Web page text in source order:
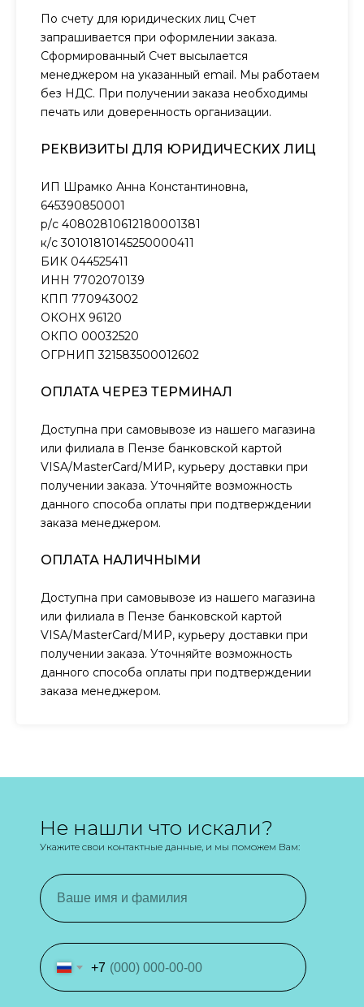
По счету для юридических лиц Счет
запрашивается при оформлении заказа.
Сформированный Счет высылается
менеджером на указанный email. Мы работаем
без НДС. При получении заказа необходимы
печать или доверенность организации.
РЕКВИЗИТЫ ДЛЯ ЮРИДИЧЕСКИХ ЛИЦ
ИП Шрамко Анна Константиновна,
645390850001
р/с 40802810612180001381
к/с 30101810145250000411
БИК 044525411
ИНН 7702070139
КПП 770943002
ОКОНХ 96120
ОКПО 00032520
ОГРНИП 321583500012602
ОПЛАТА ЧЕРЕЗ ТЕРМИНАЛ
Доступна при самовывозе из нашего магазина
или филиала в Пензе банковской картой
VISA/MasterCard/МИР, курьеру доставки при
получении заказа. Уточняйте возможность
данного способа оплаты при подтверждении
заказа менеджером.
ОПЛАТА НАЛИЧНЫМИ
Доступна при самовывозе из нашего магазина
или филиала в Пензе банковской картой
VISA/MasterCard/МИР, курьеру доставки при
получении заказа. Уточняйте возможность
данного способа оплаты при подтверждении
заказа менеджером.
+7
Не нашли что искали?
Укажите свои контактные данные, и мы поможем Вам: